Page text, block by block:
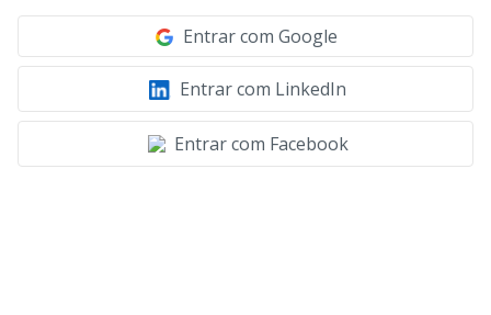
Entrar com Google
Entrar com LinkedIn
Entrar com Facebook